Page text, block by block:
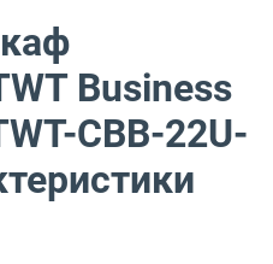
Business
CBB-22U-